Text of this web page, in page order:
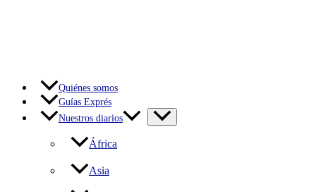
Quiénes somos
Guías Exprés
Nuestros diarios
África
Asia